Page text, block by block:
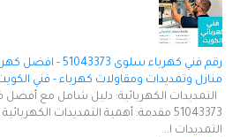
رقم فني كهرباء سلوى
منازل وتمديدات ومقاولات كهرباء - فني
التمديدات الكهربائية: دليل شامل مع
51043373 مقدمة: أهمية التمديدات
التمديدات ا...